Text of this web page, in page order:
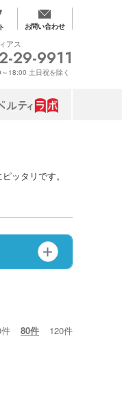
お問い合わせ
アス
29-9911
18:00 土日祝を除く
ッタリです。
80件 120件